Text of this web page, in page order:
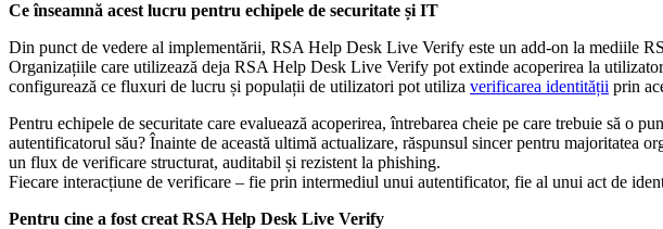
Ce înseamnă acest lucru pentru echipele de securitate și IT
Din punct de vedere al implementării, RSA Help Desk Live Verify este un add-on la mediile
Organizațiile care utilizează deja RSA Help Desk Live Verify pot extinde acoperirea la
configurează ce fluxuri de lucru și populații de utilizatori pot utiliza verificarea identității prin
Pentru echipele de securitate care evaluează acoperirea, întrebarea cheie pe care trebuie să o
autentificatorul său? Înainte de această ultimă actualizare, răspunsul sincer pentru majoritatea
un flux de verificare structurat, auditabil și rezistent la phishing.
Fiecare interacțiune de verificare – fie prin intermediul unui autentificator, fie al unui act de
Pentru cine a fost creat RSA Help Desk Live Verify